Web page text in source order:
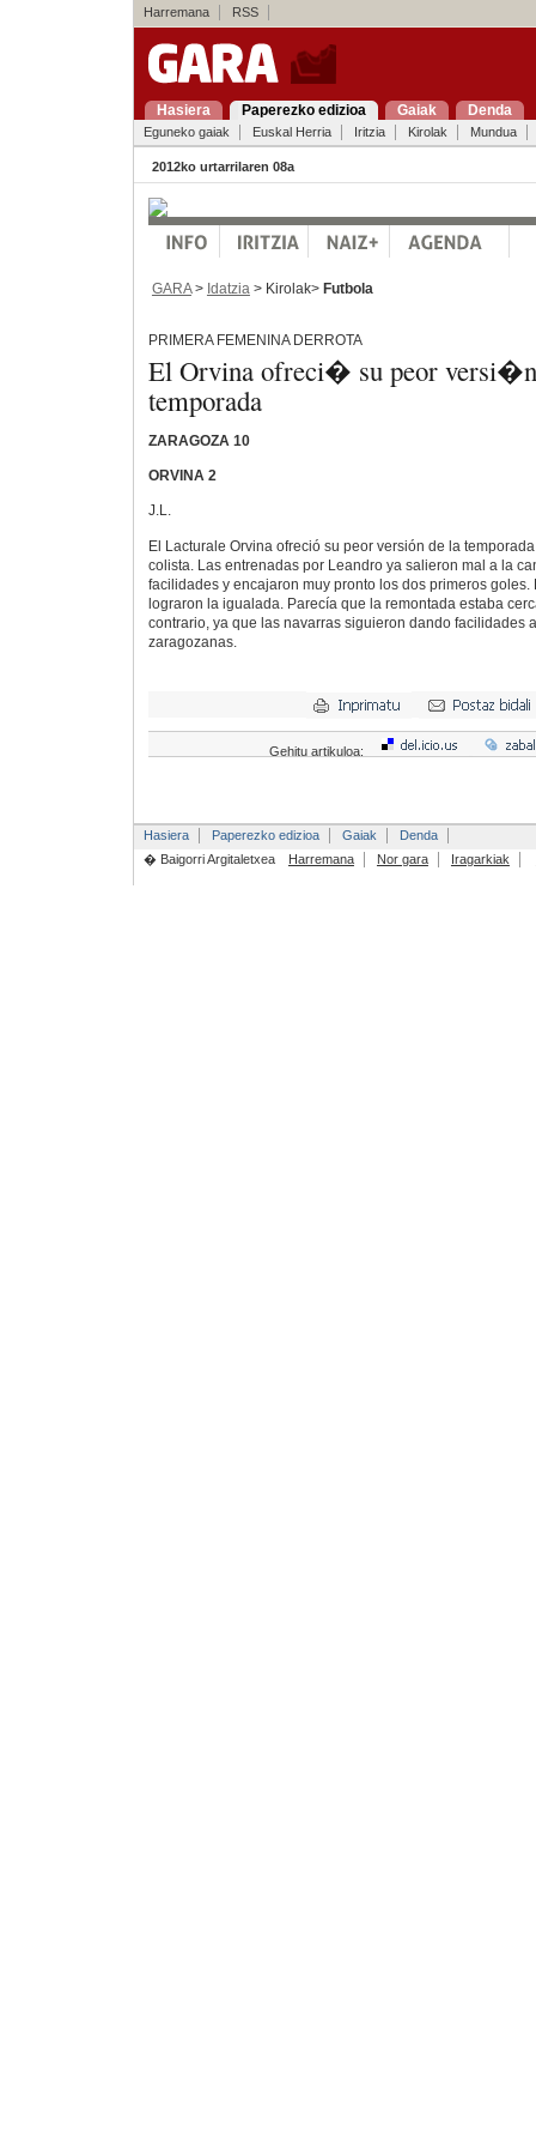
Harremana RSS
Hasiera Paperezko edizioa Gaiak Denda
Eguneko gaiak Euskal Herria Iritzia Kirolak Mundua
2012ko urtarrilaren 08a
GARA> Idatzia > Kirolak> Futbola
PRIMERA FEMENINA DERROTA
El Orvina ofreci� su peor
temporada
ZARAGOZA 10
ORVINA 2
J.L.
El Lacturale Orvina ofreció su peor versión de la
colista. Las entrenadas por Leandro ya salieron mal a la
facilidades y encajaron muy pronto los dos primeros
lograron la igualada. Parecía que la remontada estaba
contrario, ya que las navarras siguieron dando facilidades
zaragozanas.
Gehitu artikuloa:
Hasiera Paperezko edizioa Gaiak
Denda
� Baigorri Argitaletxea
Harremana Nor gara Iragarkiak